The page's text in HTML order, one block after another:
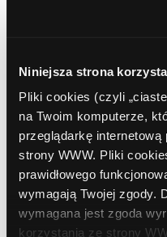
Niniejsza strona
Pliki cookies (czyli
na Twoim komputerze,
przeglądarkę
strony WWW. Pliki
prawidłowego
wymagają Twojej zgody.
wymagana jest zgoda
korzystania ze strony
luty 2020
grudzień 2019
październik 2019
lipiec 2019
czerwiec 2019